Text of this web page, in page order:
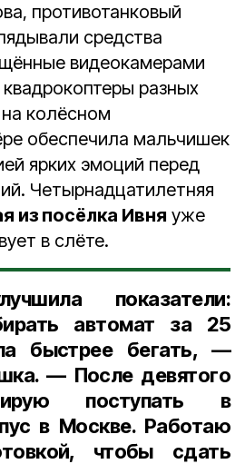
противотанковый
средства
видеокамерами
разных
колёсном
обеспечила мальчишек
ярких эмоций перед
Четырнадцатилетняя
из посёлка Ивня уже
в слёте.
показатели:
автомат за 25
быстрее бегать, —
— После девятого
поступать в
в Москве. Работаю
чтобы сдать